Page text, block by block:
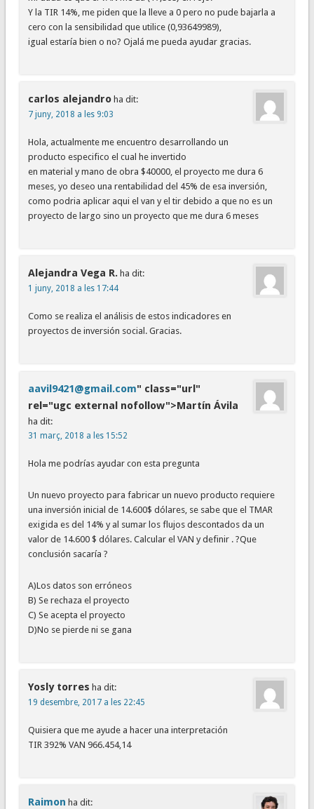
Y la TIR 14%, me piden que la lleve a 0 pero no pude bajarla a
cero con la sensibilidad que utilice (0,93649989),
igual estaría bien o no? Ojalá me pueda ayudar gracias.
carlos alejandro ha dit:
7 juny, 2018 a les 9:03
Hola, actualmente me encuentro desarrollando un
producto especifico el cual he invertido
en material y mano de obra $40000, el proyecto me dura 6
meses, yo deseo una rentabilidad del 45% de esa inversión,
como podria aplicar aqui el van y el tir debido a que no es un
proyecto de largo sino un proyecto que me dura 6 meses
Alejandra Vega R. ha dit:
1 juny, 2018 a les 17:44
Como se realiza el análisis de estos indicadores en
proyectos de inversión social. Gracias.
aavil9421@gmail.com" class="url"
rel="ugc external nofollow">Martín Ávila
ha dit:
31 març, 2018 a les 15:52
Hola me podrías ayudar con esta pregunta
Un nuevo proyecto para fabricar un nuevo producto requiere
una inversión inicial de 14.600$ dólares, se sabe que el TMAR
exigida es del 14% y al sumar los flujos descontados da un
valor de 14.600 $ dólares. Calcular el VAN y definir . ?Que
conclusión sacaría ?
A)Los datos son erróneos
B) Se rechaza el proyecto
C) Se acepta el proyecto
D)No se pierde ni se gana
Yosly torres ha dit:
19 desembre, 2017 a les 22:45
Quisiera que me ayude a hacer una interpretación
TIR 392% VAN 966.454,14
Raimon ha dit: